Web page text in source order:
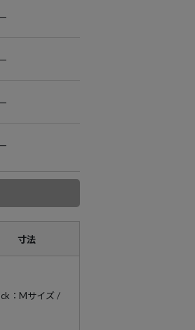
—
—
—
—
寸法
：Mサイズ /